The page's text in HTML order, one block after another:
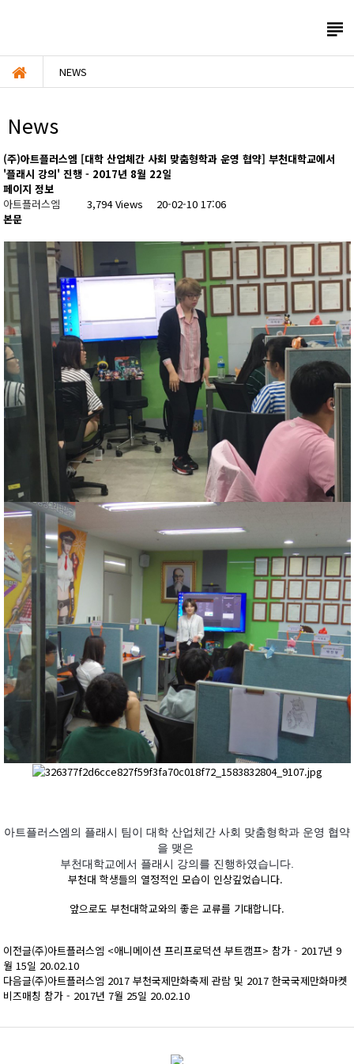

NEWS
News
(주)아트플러스엠 [대학 산업체간 사회 맞춤형학과 운영 협약] 부천대학교에서
'플래시 강의' 진행 - 2017년 8월 22일
페이지 정보
아트플러스엠
3,794 Views
20-02-10 17:06
본문
아트플러스엠의 플래시 팀이 대학 산업체간 사회 맞춤형학과 운영 협약
을 맺은
부천대학교에서 플래시 강의를 진행하였습니다.
부천대 학생들의 열정적인 모습이 인상깊었습니다.
앞으로도 부천대학교와의 좋은 교류를 기대합니다.
이전글(주)아트플러스엠 <애니메이션 프리프로덕션 부트캠프> 참가 - 2017년 9
월 15일 20.02.10
다음글(주)아트플러스엠 2017 부천국제만화축제 관람 및 2017 한국국제만화마켓
비즈매칭 참가 - 2017년 7월 25일 20.02.10